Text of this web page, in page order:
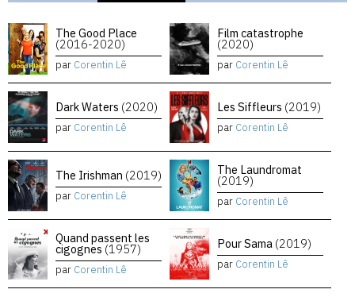
The Good Place
(2016-2020)
par Corentin Lê
Film catastrophe
(2020)
par Corentin Lê
Dark Waters (2020)
par Corentin Lê
Les Siffleurs (2019)
par Corentin Lê
The Irishman (2019)
par Corentin Lê
The Laundromat
(2019)
par Corentin Lê
Quand passent les
cigognes (1957)
par Corentin Lê
Pour Sama (2019)
par Corentin Lê